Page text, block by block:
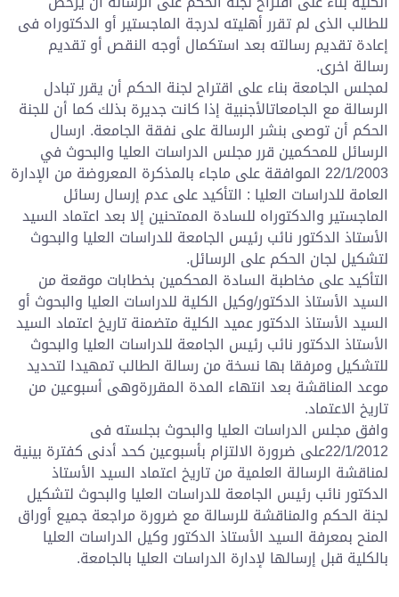
للطالب الذى لم تقرر أهليته لدرجة الماجستير أو الدكتوراه فى
إعادة تقديم رسالته بعد استكمال أوجه النقص أو تقديم
رسالة اخرى.
لمجلس الجامعة بناء على اقتراح لجنة الحكم أن يقرر تبادل
الرسالة مع الجامعاتالأجنبية إذا كانت جديرة بذلك كما أن للجنة
الحكم أن توصى بنشر الرسالة على نفقة الجامعة. ارسال
الرسائل للمحكمين قرر مجلس الدراسات العليا والبحوث في
22/1/2003 الموافقة على ماجاء بالمذكرة المعروضة من الإدارة
العامة للدراسات العليا : التأكيد على عدم إرسال رسائل
الماجستير والدكتوراه للسادة الممتحنين إلا بعد اعتماد السيد
الأستاذ الدكتور نائب رئيس الجامعة للدراسات العليا والبحوث
لتشكيل لجان الحكم على الرسائل.
التأكيد على مخاطبة السادة المحكمين بخطابات موقعة من
السيد الأستاذ الدكتور/وكيل الكلية للدراسات العليا والبحوث أو
السيد الأستاذ الدكتور عميد الكلية متضمنة تاريخ اعتماد السيد
الأستاذ الدكتور نائب رئيس الجامعة للدراسات العليا والبحوث
للتشكيل ومرفقا بها نسخة من رسالة الطالب تمهيدا لتحديد
موعد المناقشة بعد انتهاء المدة المقررةوهى أسبوعين من
تاريخ الاعتماد.
وافق مجلس الدراسات العليا والبحوث بجلسته فى
22/1/2012على ضرورة الالتزام بأسبوعين كحد أدنى كفترة بينية
لمناقشة الرسالة العلمية من تاريخ اعتماد السيد الأستاذ
الدكتور نائب رئيس الجامعة للدراسات العليا والبحوث لتشكيل
لجنة الحكم والمناقشة للرسالة مع ضرورة مراجعة جميع أوراق
المنح بمعرفة السيد الأستاذ الدكتور وكيل الدراسات العليا
بالكلية قبل إرسالها لإدارة الدراسات العليا بالجامعة.